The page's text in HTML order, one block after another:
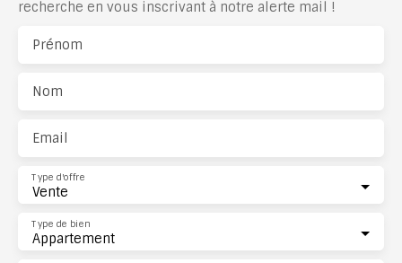
recherche en vous inscrivant à notre alerte mail !
Prénom
Nom
Email
Vente
Type d'offre
Appartement
Type de bien